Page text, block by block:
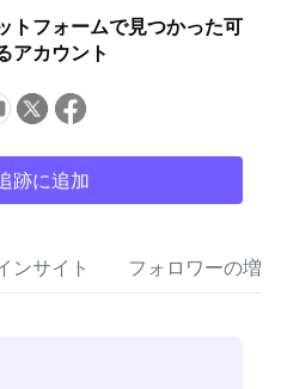
フォームで見つかった可
アカウント
跡に追加
ンサイト フォロワーの増加